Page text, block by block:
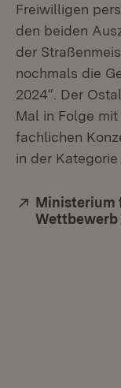
Freiwilligen
den beiden
der
nochmals die
2024“. Der
Mal in Folge
fachlichen
in der Kategorie
Extern:
Ministerium